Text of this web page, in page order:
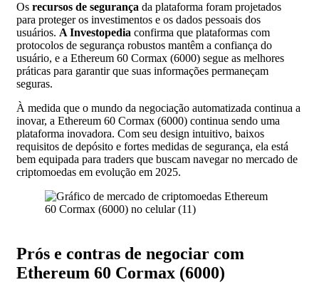
Os recursos de segurança da plataforma foram projetados
para proteger os investimentos e os dados pessoais dos
usuários. A Investopedia confirma que plataformas com
protocolos de segurança robustos mantêm a confiança do
usuário, e a Ethereum 60 Cormax (6000) segue as melhores
práticas para garantir que suas informações permaneçam
seguras.
À medida que o mundo da negociação automatizada continua a
inovar, a Ethereum 60 Cormax (6000) continua sendo uma
plataforma inovadora. Com seu design intuitivo, baixos
requisitos de depósito e fortes medidas de segurança, ela está
bem equipada para traders que buscam navegar no mercado de
criptomoedas em evolução em 2025.
Prós e contras de negociar com
Ethereum 60 Cormax (6000)